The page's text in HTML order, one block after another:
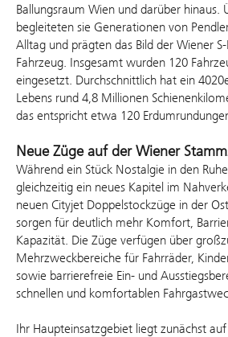
Ballungsraum Wien und darüber hinaus.
begleiteten sie Generationen von
Alltag und prägten das Bild der Wiener
Fahrzeug. Insgesamt wurden 120
eingesetzt. Durchschnittlich hat ein
Lebens rund 4,8 Millionen
das entspricht etwa 120
Neue Züge auf der Wiener
Während ein Stück Nostalgie in den
gleichzeitig ein neues Kapitel im
neuen Cityjet Doppelstockzüge in der
sorgen für deutlich mehr Komfort,
Kapazität. Die Züge verfügen über
Mehrzweckbereiche für Fahrräder,
sowie barrierefreie Ein- und
schnellen und komfortablen
Ihr Haupteinsatzgebiet liegt zunächst